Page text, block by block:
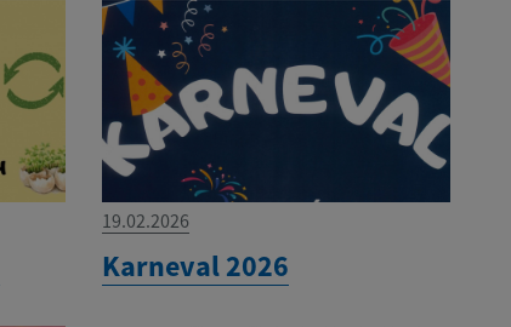
19.02.2026
Karneval 2026